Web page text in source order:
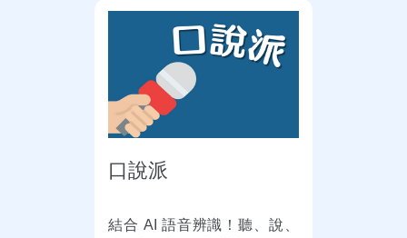
口說派
結合 AI 語音辨識！聽、說、